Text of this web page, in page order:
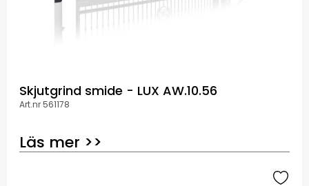
Skjutgrind smide - LUX AW.10.56
Art.nr 561178
Läs mer >>